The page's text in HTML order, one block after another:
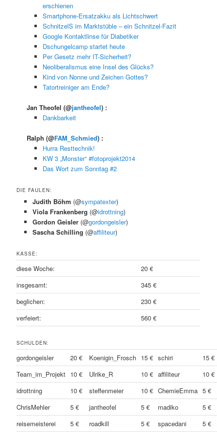
erschienen
Smartphone-Ersatzakku als Lichtschwert
SchnitzelS im Marktstüble – ein Schnitzel-Fazit
Google Kontaktlinse für Diabetiker
Dschungelcamp startet heute
Per Gesetz mehr IT-Sicherheit?
Neoliberalismus eine Insel des Glücks?
Kind von Nonne und Zeichen Gottes?
Tatortreiniger am Ende?
Jan Theofel(@jantheofel) :
Dankbarkeit
Ralph(@FAM_Schmied) :
Hurra Resttechnik!
KW 3 „Monster“ #fotoprojekt2014
Das Wort zum Sonntag #2
DIE FAULEN:
Judith Böhm (@sympatexter)
Viola Frankenberg (@idrottning)
Gordon Geisler (@gordongeisler)
Sascha Schilling (@affiliteur)
KASSE:
diese Woche:
20 €
insgesamt:
345 €
beglichen:
230 €
verfeiert:
560 €
SCHULDEN:
gordongeisler 20 € Koenigin_Frosch 15 € schiri
15 €
Team_im_Projekt 10 € Ulrike_R 10 € affiliteur
10 €
idrottning
10 € steffenmeier 10 € ChemieEmma 5 €
ChrisMehler
5 € jantheofel 5 € madiko
5 €
reisemeisterei
5 € roadkill 5 € spacedani
5 €